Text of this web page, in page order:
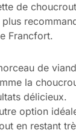
de
Francfort.
de
la
délicieux.
option
en restant